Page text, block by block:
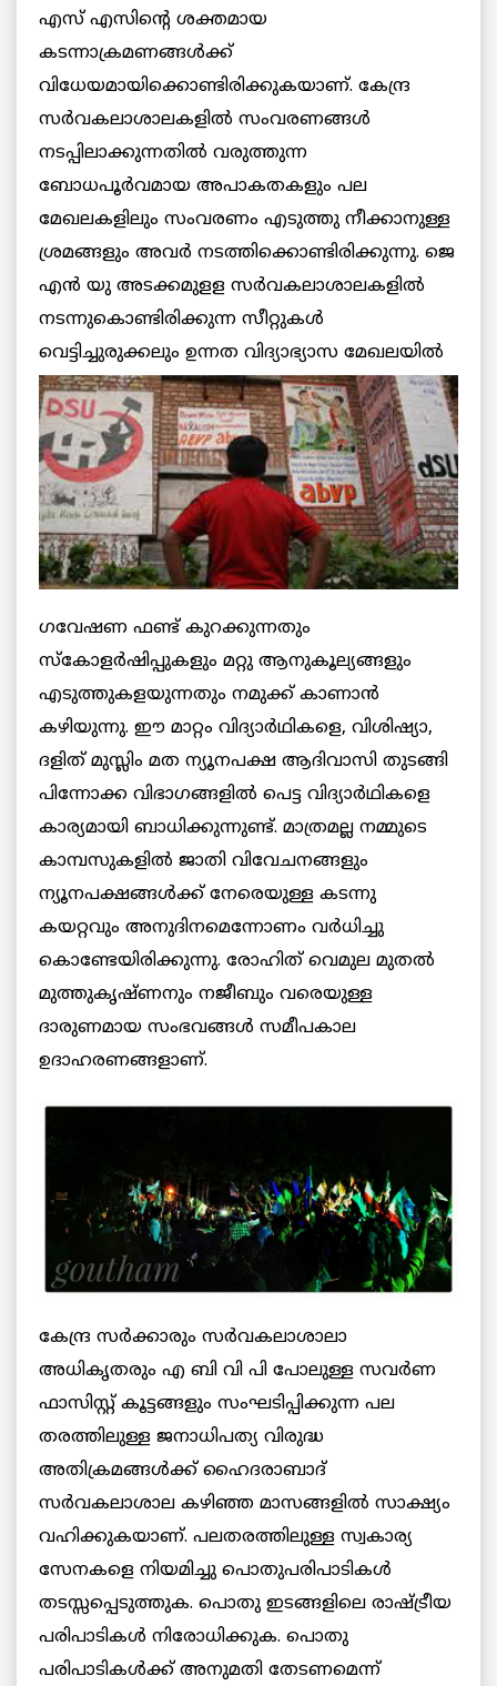
എസ് എസിന്റെ ശക്തമായ
കടന്നാക്രമണങ്ങൾക്ക്
വിധേയമായിക്കൊണ്ടിരിക്കുകയാണ്. കേന്ദ്ര
സർവകലാശാലകളിൽ സംവരണങ്ങൾ
നടപ്പിലാക്കുന്നതിൽ വരുത്തുന്ന
ബോധപൂർവമായ അപാകതകളും പല
മേഖലകളിലും സംവരണം എടുത്തു നീക്കാനുള്ള
ശ്രമങ്ങളും അവർ നടത്തിക്കൊണ്ടിരിക്കുന്നു. ജെ
എൻ യു അടക്കമുളള സർവകലാശാലകളിൽ
നടന്നുകൊണ്ടിരിക്കുന്ന സീറ്റുകൾ
വെട്ടിച്ചുരുക്കലും ഉന്നത വിദ്യാഭ്യാസ മേഖലയിൽ
ഗവേഷണ ഫണ്ട് കുറക്കുന്നതും
സ്‌കോളർഷിപ്പുകളും മറ്റു ആനുകൂല്യങ്ങളും
എടുത്തുകളയുന്നതും നമുക്ക് കാണാൻ
കഴിയുന്നു. ഈ മാറ്റം വിദ്യാർഥികളെ, വിശിഷ്യാ,
ദളിത് മുസ്ലിം മത ന്യൂനപക്ഷ ആദിവാസി തുടങ്ങി
പിന്നോക്ക വിഭാഗങ്ങളിൽ പെട്ട വിദ്യാർഥികളെ
കാര്യമായി ബാധിക്കുന്നുണ്ട്. മാത്രമല്ല നമ്മുടെ
കാമ്പസുകളിൽ ജാതി വിവേചനങ്ങളും
ന്യൂനപക്ഷങ്ങൾക്ക് നേരെയുള്ള കടന്നു
കയറ്റവും അനുദിനമെന്നോണം വർധിച്ചു
കൊണ്ടേയിരിക്കുന്നു. രോഹിത് വെമുല മുതൽ
മുത്തുകൃഷ്ണനും നജീബും വരെയുള്ള
ദാരുണമായ സംഭവങ്ങൾ സമീപകാല
ഉദാഹരണങ്ങളാണ്.
കേന്ദ്ര സർക്കാരും സർവകലാശാലാ
അധികൃതരും എ ബി വി പി പോലുള്ള സവർണ
ഫാസിസ്റ്റ് കൂട്ടങ്ങളും സംഘടിപ്പിക്കുന്ന പല
തരത്തിലുള്ള ജനാധിപത്യ വിരുദ്ധ
അതിക്രമങ്ങൾക്ക് ഹൈദരാബാദ്
സർവകലാശാല കഴിഞ്ഞ മാസങ്ങളിൽ സാക്ഷ്യം
വഹിക്കുകയാണ്. പലതരത്തിലുള്ള സ്വകാര്യ
സേനകളെ നിയമിച്ചു പൊതുപരിപാടികൾ
തടസ്സപ്പെടുത്തുക. പൊതു ഇടങ്ങളിലെ രാഷ്ട്രീയ
പരിപാടികൾ നിരോധിക്കുക. പൊതു
പരിപാടികൾക്ക് അനുമതി തേടണമെന്ന്